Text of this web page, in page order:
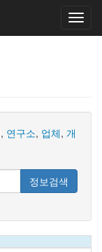
, 연구소, 업체, 개
정보검색